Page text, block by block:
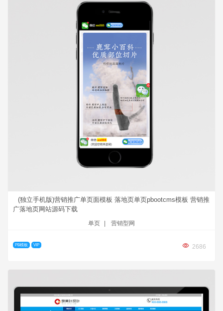
(独立手机版)营销推广单页面模板 落地页单页pbootcms模板 营销推
广落地页网站源码下载
单页 营销型网
PB模板 VIP 2686